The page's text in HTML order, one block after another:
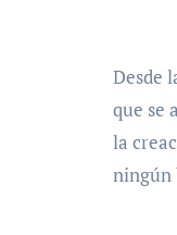
Desde
que se
la
ningún